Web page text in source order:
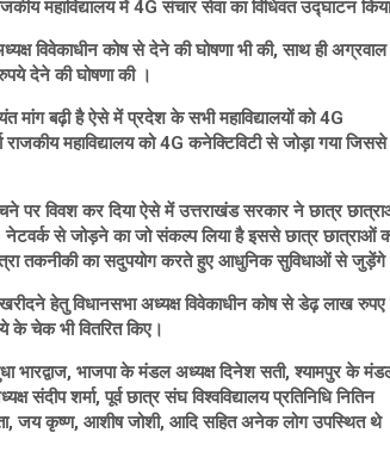
महाविद्यालय में 4G संचार सेवा का विधिवत उद्घाटन
विवेकाधीन कोष से देने की घोषणा भी की, साथ ही
देने की घोषणा की ।
बढ़ी है ऐसे में प्रदेश के सभी महाविद्यालयों को 4G
महाविद्यालय को 4G कनेक्टिविटी से जोड़ा गया जिससे
पर विवश कर दिया ऐसे में उत्तराखंड सरकार ने छात्र
नेटवर्क से जोड़ने का जो संकल्प लिया है इससे छात्र छात्राओं
तकनीकी का सदुपयोग करते हुए आधुनिक सुविधाओं से जुड़ेंगे
हेतु विधानसभा अध्यक्ष विवेकाधीन कोष से डेढ़ लाख रुपए
के चेक भी वितरित किए।
भारद्वाज, भाजपा के मंडल अध्यक्ष दिनेश सती, श्यामपुर के
शर्मा, पूर्व छात्र संघ विश्वविद्यालय प्रतिनिधि नितिन
जय कृष्ण, आशीष जोशी, आदि सहित अनेक लोग उपस्थित थे